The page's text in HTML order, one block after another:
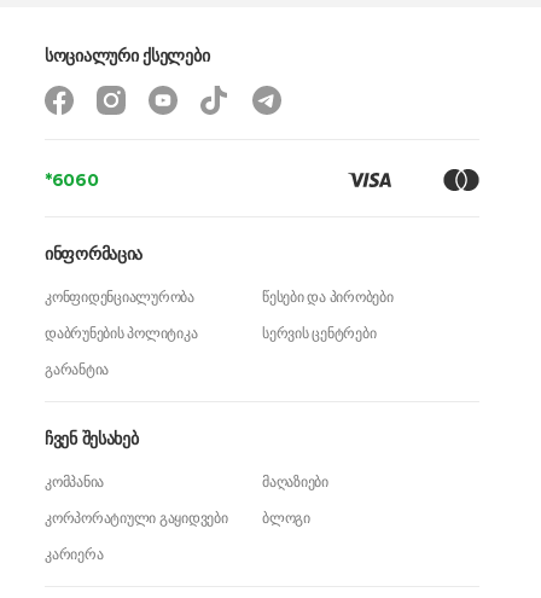
*6060
ჩვენ შესახებ
კომპანია
მაღაზიები
კორპორატიული გაყიდვები
ბლოგი
კარიერა
ინფორმაცია
კონფიდენციალურობა
წესები და პირობები
დაბრუნების პოლიტიკა
სერვის ცენტრები
გარანტია
სოციალური ქსელები